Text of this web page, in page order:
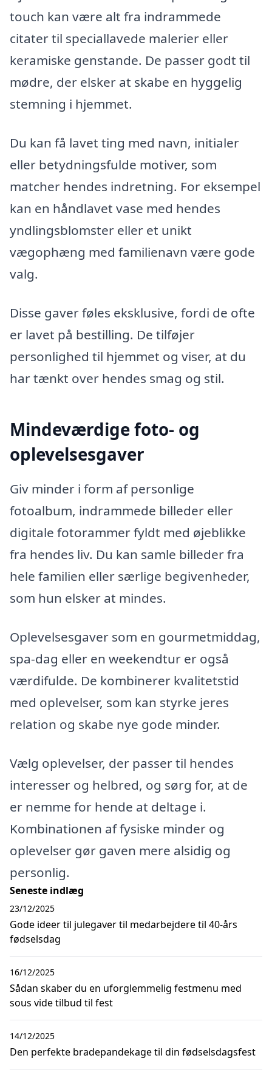
touch kan være alt fra indrammede
citater til speciallavede malerier eller
keramiske genstande. De passer godt til
mødre, der elsker at skabe en hyggelig
stemning i hjemmet.
Du kan få lavet ting med navn, initialer
eller betydningsfulde motiver, som
matcher hendes indretning. For eksempel
kan en håndlavet vase med hendes
yndlingsblomster eller et unikt
vægophæng med familienavn være gode
valg.
Disse gaver føles eksklusive, fordi de ofte
er lavet på bestilling. De tilføjer
personlighed til hjemmet og viser, at du
har tænkt over hendes smag og stil.
Mindeværdige foto- og
oplevelsesgaver
Giv minder i form af personlige
fotoalbum, indrammede billeder eller
digitale fotorammer fyldt med øjeblikke
fra hendes liv. Du kan samle billeder fra
hele familien eller særlige begivenheder,
som hun elsker at mindes.
Oplevelsesgaver som en gourmetmiddag,
spa-dag eller en weekendtur er også
værdifulde. De kombinerer kvalitetstid
med oplevelser, som kan styrke jeres
relation og skabe nye gode minder.
Vælg oplevelser, der passer til hendes
interesser og helbred, og sørg for, at de
er nemme for hende at deltage i.
Kombinationen af fysiske minder og
oplevelser gør gaven mere alsidig og
personlig.
Seneste indlæg
Gode ideer til julegaver til medarbejdere til 40-års
fødselsdag
23/12/2025
Sådan skaber du en uforglemmelig festmenu med
sous vide tilbud til fest
16/12/2025
Den perfekte bradepandekage til din fødselsdagsfest
14/12/2025